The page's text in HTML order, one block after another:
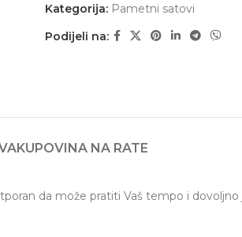
Kategorija: Pametni satovi
Podijeli na:
KUPOVINA NA RATE
da može pratiti Vaš tempo i dovoljno